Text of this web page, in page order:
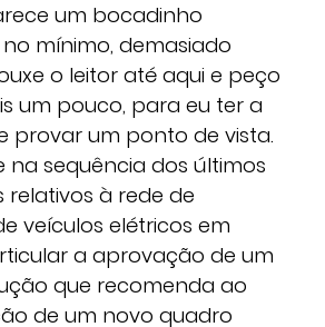
um bocadinho
mínimo, demasiado
o leitor até aqui e peço
um pouco, para eu ter a
provar um ponto de vista.
na sequência dos últimos
à rede de
veículos elétricos em
a aprovação de um
que recomenda ao
de um novo quadro